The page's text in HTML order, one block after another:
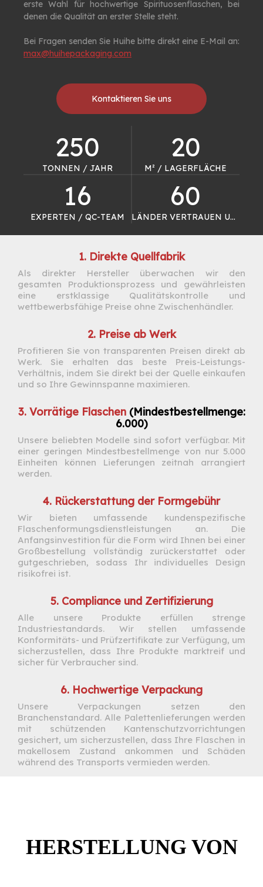
erste Wahl für hochwertige Spirituosenflaschen, bei
denen die Qualität an erster Stelle steht.
Bei Fragen senden Sie Huihe bitte direkt eine E-Mail an:
max@huihepackaging.com
Kontaktieren Sie uns
250
TONNEN / JAHR
20
M² / LAGERFLÄCHE
16
EXPERTEN / QC-TEAM
60
LÄNDER VERTRAUEN UNS
1. Direkte Quellfabrik
Als direkter Hersteller überwachen wir den
gesamten Produktionsprozess und gewährleisten
eine erstklassige Qualitätskontrolle und
wettbewerbsfähige Preise ohne Zwischenhändler.
2. Preise ab Werk
Profitieren Sie von transparenten Preisen direkt ab
Werk. Sie erhalten das beste Preis-Leistungs-
Verhältnis, indem Sie direkt bei der Quelle einkaufen
und so Ihre Gewinnspanne maximieren.
3. Vorrätige Flaschen (Mindestbestellmenge:
6.000)
Unsere beliebten Modelle sind sofort verfügbar. Mit
einer geringen Mindestbestellmenge von nur 5.000
Einheiten können Lieferungen zeitnah arrangiert
werden.
4. Rückerstattung der Formgebühr
Wir bieten umfassende kundenspezifische
Flaschenformungsdienstleistungen an. Die
Anfangsinvestition für die Form wird Ihnen bei einer
Großbestellung vollständig zurückerstattet oder
gutgeschrieben, sodass Ihr individuelles Design
risikofrei ist.
5. Compliance und Zertifizierung
Alle unsere Produkte erfüllen strenge
Industriestandards. Wir stellen umfassende
Konformitäts- und Prüfzertifikate zur Verfügung, um
sicherzustellen, dass Ihre Produkte marktreif und
sicher für Verbraucher sind.
6. Hochwertige Verpackung
Unsere Verpackungen setzen den
Branchenstandard. Alle Palettenlieferungen werden
mit schützenden Kantenschutzvorrichtungen
gesichert, um sicherzustellen, dass Ihre Flaschen in
makellosem Zustand ankommen und Schäden
während des Transports vermieden werden.
HERSTELLUNG VON